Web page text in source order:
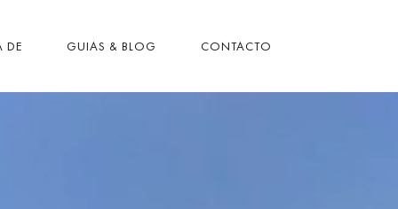
DE GUIAS & BLOG CONTACTO